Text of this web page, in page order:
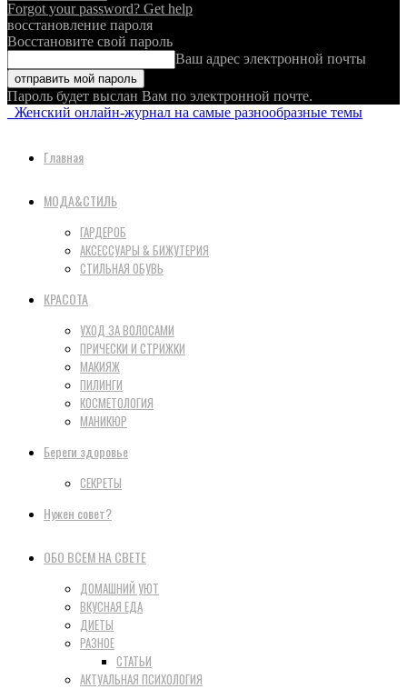
Forgot your password? Get help
восстановление пароля
Восстановите свой пароль
Ваш адрес электронной почты
Пароль будет выслан Вам по электронной почте.
Женский онлайн-журнал на самые разнообразные темы
Главная
МОДА&СТИЛЬ
ГАРДЕРОБ
АКСЕССУАРЫ & БИЖУТЕРИЯ
СТИЛЬНАЯ ОБУВЬ
КРАСОТА
УХОД ЗА ВОЛОСАМИ
ПРИЧЕСКИ И СТРИЖКИ
МАКИЯЖ
ПИЛИНГИ
КОСМЕТОЛОГИЯ
МАНИКЮР
Береги здоровье
СЕКРЕТЫ
Нужен совет?
ОБО ВСЕМ НА СВЕТЕ
ДОМАШНИЙ УЮТ
ВКУСНАЯ ЕДА
ДИЕТЫ
РАЗНОЕ
СТАТЬИ
АКТУАЛЬНАЯ ПСИХОЛОГИЯ